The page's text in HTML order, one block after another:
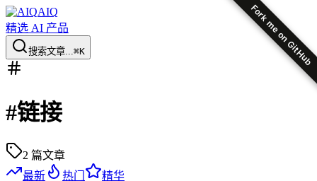
Fork me on GitHub
AIQ
精选 AI 产品
搜索文章...⌘K
#链接
2 篇文章
最新
热门 精华